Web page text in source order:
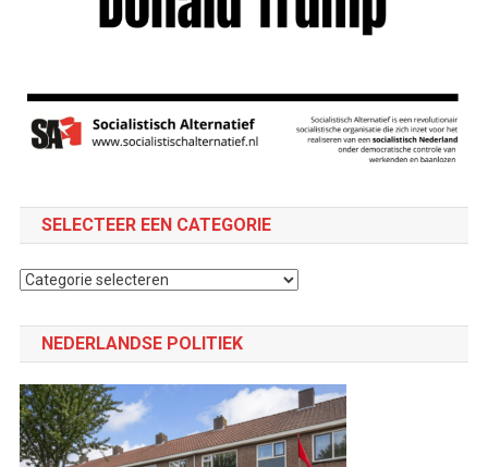
SELECTEER EEN CATEGORIE
Selecteer
NEDERLANDSE POLITIEK